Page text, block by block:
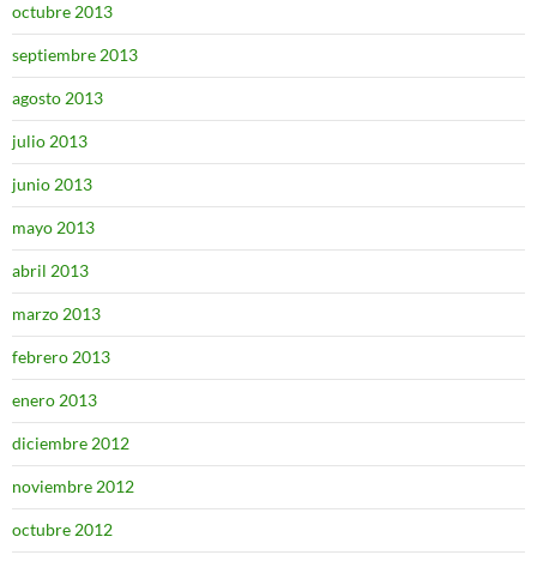
octubre 2013
septiembre 2013
agosto 2013
julio 2013
junio 2013
mayo 2013
abril 2013
marzo 2013
febrero 2013
enero 2013
diciembre 2012
noviembre 2012
octubre 2012